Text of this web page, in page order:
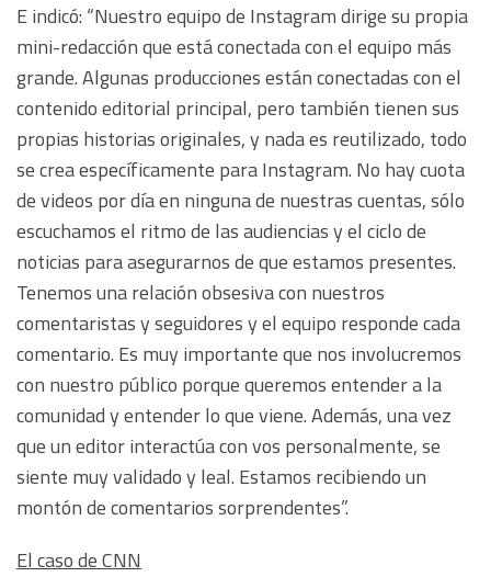
E indicó: “Nuestro equipo de Instagram dirige su propia
mini-redacción que está conectada con el equipo más
grande. Algunas producciones están conectadas con el
contenido editorial principal, pero también tienen sus
propias historias originales, y nada es reutilizado, todo
se crea específicamente para Instagram. No hay cuota
de videos por día en ninguna de nuestras cuentas, sólo
escuchamos el ritmo de las audiencias y el ciclo de
noticias para asegurarnos de que estamos presentes.
Tenemos una relación obsesiva con nuestros
comentaristas y seguidores y el equipo responde cada
comentario. Es muy importante que nos involucremos
con nuestro público porque queremos entender a la
comunidad y entender lo que viene. Además, una vez
que un editor interactúa con vos personalmente, se
siente muy validado y leal. Estamos recibiendo un
montón de comentarios sorprendentes”.
El caso de CNN